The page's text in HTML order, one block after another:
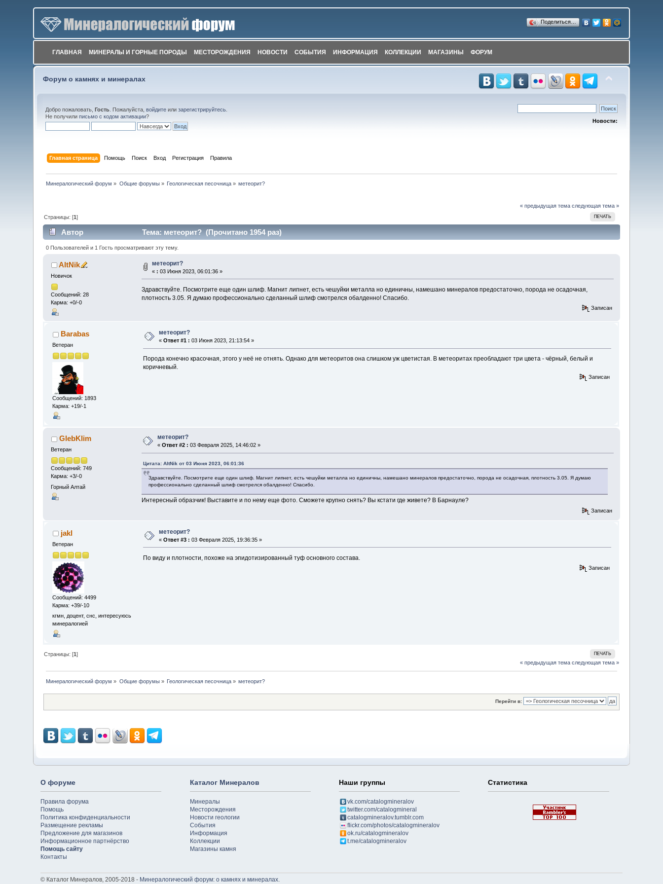
Поделиться…
ГЛАВНАЯ МИНЕРАЛЫ И ГОРНЫЕ ПОРОДЫ МЕСТОРОЖДЕНИЯ НОВОСТИ СОБЫТИЯ ИНФОРМАЦИЯ КОЛЛЕКЦИИ МАГАЗИНЫ ФОРУМ
Форум о камнях и минералах
Добро пожаловать,Гость . Пожалуйста,войдите илизарегистрируйтесь
Не получилиписьмо с кодом активации?
Новости:
Главная страница Помощь Поиск Вход Регистрация Правила
Минералогический форум » Общие форумы» Геологическая песочница » метеорит?
« предыдущая тема следующая тема »
ПЕЧАТЬ
Страницы: [1]
Автор Тема: метеорит? (Прочитано 1954 раз)
0 Пользователей и 1 Гость просматривают эту тему.
AltNik
Новичок
Сообщений: 28
Карма: +0/-0
метеорит?
« : 03 Июня 2023, 06:01:36 »
Здравствуйте. Посмотрите еще один шлиф. Магнит липнет, есть чешуйки металла но единичны, намешано минералов предостаточно, порода не осадочная,
плотность 3.05. Я думаю профессионально сделанный шлиф смотрелся обалденно! Спасибо.
Записан
Barabas
Ветеран
Сообщений: 1893
Карма: +19/-1
метеорит?
«Ответ #1 : 03 Июня 2023, 21:13:54 »
Порода конечно красочная, этого у неё не отнять. Однако для метеоритов она слишком уж цветистая. В метеоритах преобладают три цвета - чёрный, белый и
коричневый.
Записан
GlebKlim
Ветеран
Сообщений: 749
Карма: +3/-0
Горный Алтай
метеорит?
«Ответ #2 : 03 Февраля 2025, 14:46:02 »
Цитата: AltNik от 03 Июня 2023, 06:01:36
Здравствуйте. Посмотрите еще один шлиф. Магнит липнет, есть чешуйки металла но единичны, намешано минералов предостаточно, порода не осадочная, плотность 3.05. Я думаю
профессионально сделанный шлиф смотрелся обалденно! Спасибо.
Интересный образчик! Выставите и по нему еще фото. Сможете крупно снять? Вы кстати где живете? В Барнауле?
Записан
jakl
Ветеран
Сообщений: 4499
Карма: +39/-10
кгмн, доцент, снс, интересуюсь
минералогией
метеорит?
«Ответ #3 : 03 Февраля 2025, 19:36:35 »
По виду и плотности, похоже на эпидотизированный туф основного состава.
Записан
ПЕЧАТЬ
Страницы: [1]
« предыдущая тема следующая тема »
Минералогический форум » Общие форумы» Геологическая песочница » метеорит?
Перейти в:
О форуме
Правила форума
Помощь
Политика конфиденциальности
Размещение рекламы
Предложение для магазинов
Информационное партнёрство
Помощь сайту
Контакты
Каталог Минералов
Минералы
Месторождения
Новости геологии
События
Информация
Коллекции
Магазины камня
Наши группы
vk.com/catalogmineralov
twitter.com/catalogmineral
catalogmineralov.tumblr.com
flickr.com/photos/catalogmineralov
ok.ru/catalogmineralov
t.me/catalogmineralov
Статистика
© Каталог Минералов, 2005-2018 - Минералогический форум: о камнях и минералах